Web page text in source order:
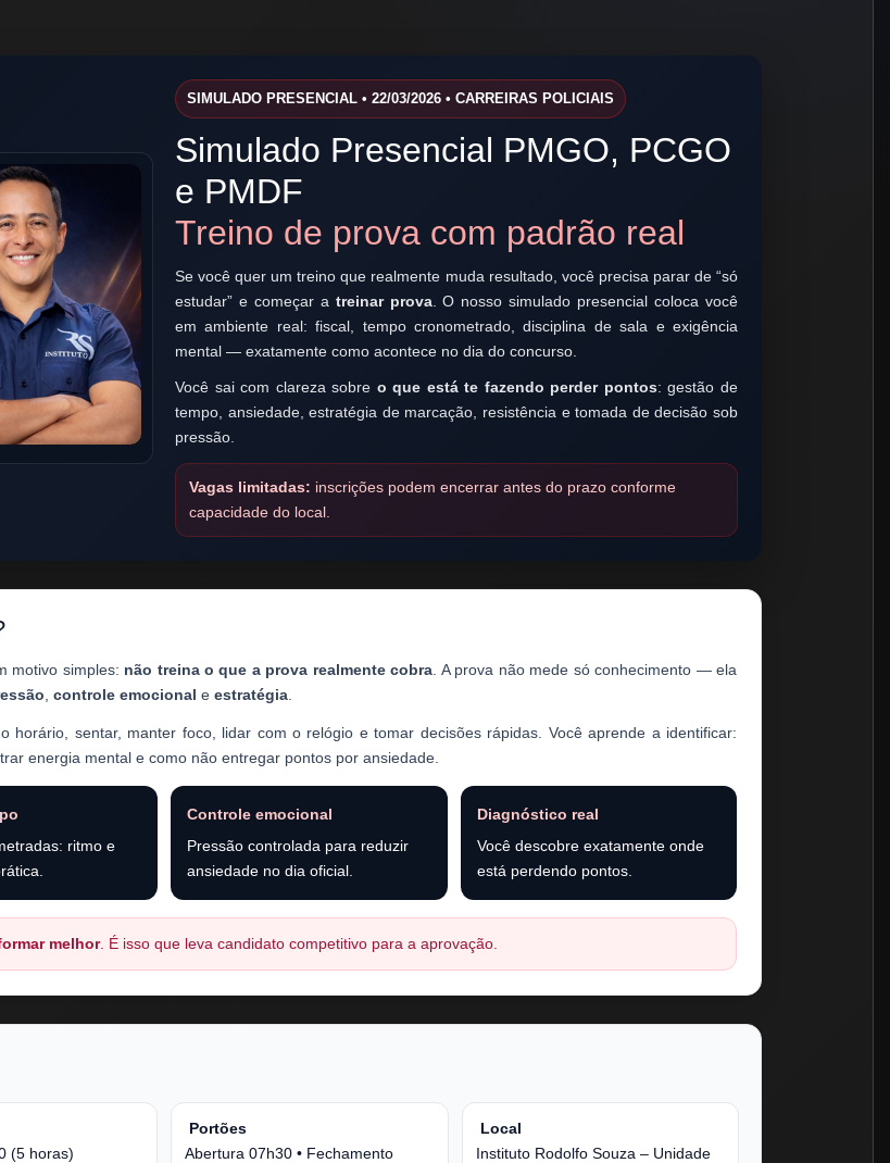
SIMULADO PRESENCIAL • 22/03/2026 • CARREIRAS POLICIAIS
Simulado Presencial PMGO, PCGO
e PMDF
Treino de prova com padrão real
Se você quer um treino que realmente muda resultado, você precisa parar de “só
estudar” e começar a treinar prova. O nosso simulado presencial coloca você
em ambiente real: fiscal, tempo cronometrado, disciplina de sala e exigência
mental — exatamente como acontece no dia do concurso.
Você sai com clareza sobre o que está te fazendo perder pontos: gestão de
tempo, ansiedade, estratégia de marcação, resistência e tomada de decisão sob
pressão.
Vagas limitadas: inscrições podem encerrar antes do prazo conforme
capacidade do local.
motivo simples: não treina o que a prova realmente cobra . A prova não mede só conhecimento — ela
controle emocional e estratégia
horário, sentar, manter foco, lidar com o relógio e tomar decisões rápidas. Você aprende a identificar:
energia mental e como não entregar pontos por ansiedade.
ritmo e
Controle emocional
Pressão controlada para reduzir
ansiedade no dia oficial.
Diagnóstico real
Você descobre exatamente onde
está perdendo pontos.
melhor. É isso que leva candidato competitivo para a aprovação.
(5 horas)
Portões
Abertura 07h30 • Fechamento
Local
Instituto Rodolfo Souza – Unidade